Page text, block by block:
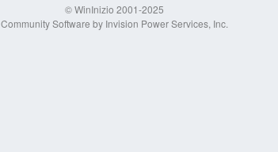
© WinInizio 2001-2025
Community Software by Invision Power Services, Inc.